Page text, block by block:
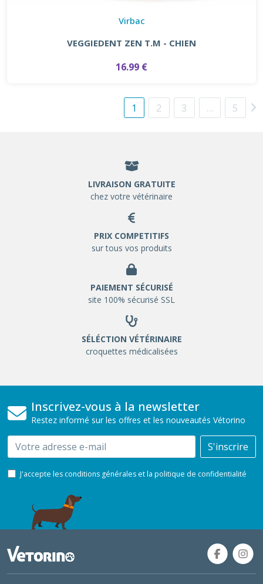
Virbac
VEGGIEDENT ZEN T.M - CHIEN
16.99 €
1 2 3 … 5
LIVRAISON GRATUITE
chez votre vétérinaire
PRIX COMPETITIFS
sur tous vos produits
PAIEMENT SÉCURISÉ
site 100% sécurisé SSL
SÉLÉCTION VÉTÉRINAIRE
croquettes médicalisées
Inscrivez-vous à la newsletter
Restez informé sur les offres et les nouveautés Vétorino
Email S'inscrire
J'accepte les conditions générales et la politique de confidentialité